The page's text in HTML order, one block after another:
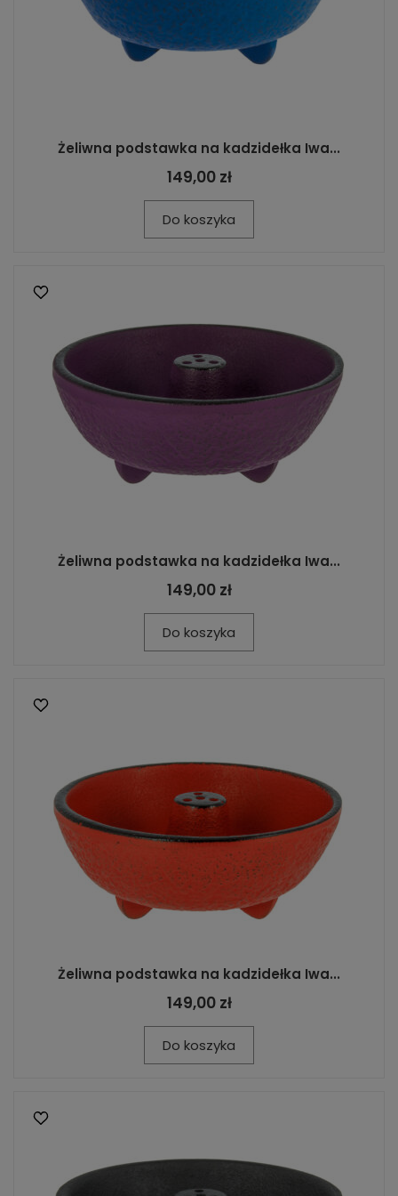
Żeliwna podstawka na kadzidełka Iwa...
149,00 zł
Do koszyka
Żeliwna podstawka na kadzidełka Iwa...
149,00 zł
Do koszyka
Żeliwna podstawka na kadzidełka Iwa...
149,00 zł
Do koszyka